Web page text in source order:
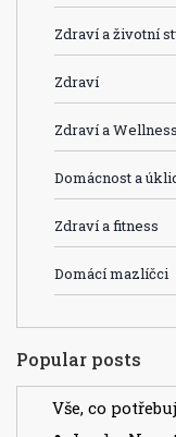
Zdraví a životní
Zdraví
Zdraví a Wellness
Domácnost a
Zdraví a fitness
Domácí mazlíčci
Popular posts
Vše, co